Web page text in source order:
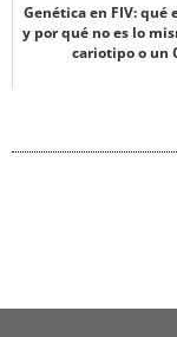
Genética en FIV: qué
y por qué no es lo
cariotipo o un